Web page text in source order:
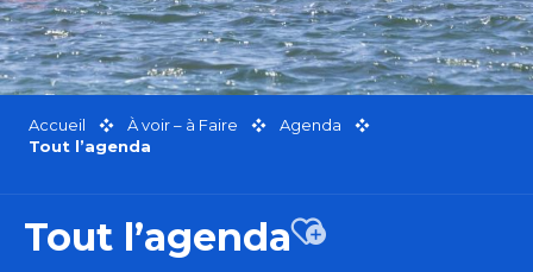
Accueil À voir – à Faire
Agenda
Tout l’agenda
Tout l’agendaAjouter aux